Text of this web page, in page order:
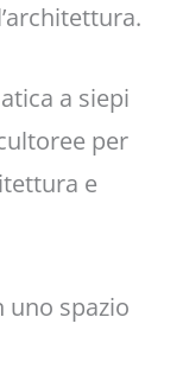
a siepi
per
e
uno spazio